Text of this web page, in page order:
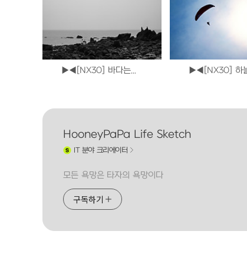
▶◀[NX30] 바다는... ▶◀[NX30] 하
HooneyPaPa Life Sketch
IT분야 크리에이터
모든 욕망은 타자의 욕망이다
구독하기